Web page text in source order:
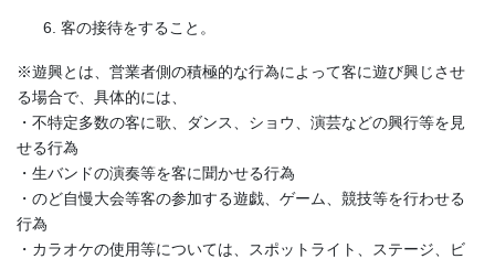
客の接待をすること。
※遊興とは、営業者側の積極的な行為によって客に遊び興じさせ
る場合で、具体的には、
・不特定多数の客に歌、ダンス、ショウ、演芸などの興行等を見
せる行為
・生バンドの演奏等を客に聞かせる行為
・のど自慢大会等客の参加する遊戯、ゲーム、競技等を行わせる
行為
・カラオケの使用等については、スポットライト、ステージ、ビ